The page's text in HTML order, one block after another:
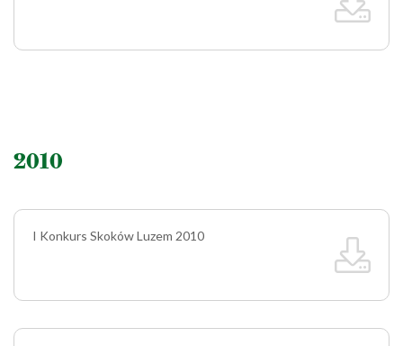
2010
I Konkurs Skoków Luzem 2010